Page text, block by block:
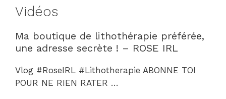
Vidéos
Ma boutique de lithothérapie préférée,
une adresse secrète ! – ROSE IRL
Vlog #RoseIRL #Lithotherapie ABONNE TOI
POUR NE RIEN RATER …